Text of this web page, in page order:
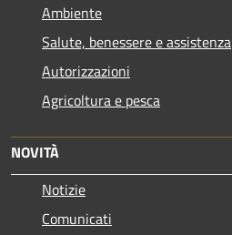
Ambiente
Salute, benessere e assistenza
Autorizzazioni
Agricoltura e pesca
NOVITÀ
Notizie
Comunicati